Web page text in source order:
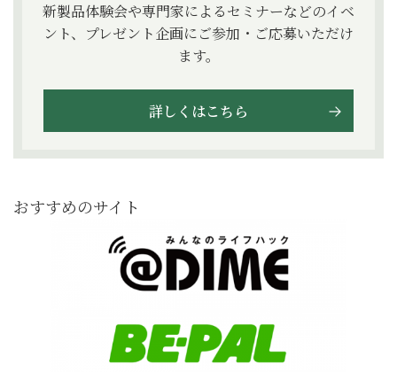
新製品体験会や専門家によるセミナーなどのイベ
ント、プレゼント企画にご参加・ご応募いただけ
ます。
詳しくはこちら
おすすめのサイト